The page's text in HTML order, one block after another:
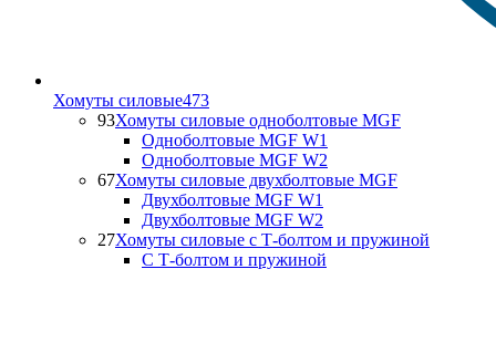
Хомуты силовые473
93Хомуты силовые одноболтовые MGF
Одноболтовые MGF W1
Одноболтовые MGF W2
67Хомуты силовые двухболтовые MGF
Двухболтовые MGF W1
Двухболтовые MGF W2
27Хомуты силовые с Т-болтом и пружиной
С Т-болтом и пружиной